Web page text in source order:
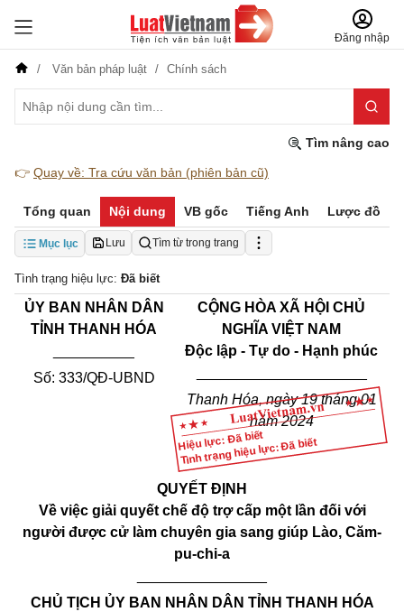
Đăng nhập
Văn bản pháp luật Chính sách
Tìm nâng cao
👉 Quay về: Tra cứu văn bản (phiên bản cũ)
Tổng quan Nội dung VB gốc Tiếng Anh Lược đồ
Mục lục Lưu Tìm từ trong trang
Tình trạng hiệu lực: Đã biết
Hiệu lực: Đã biết
Tình trạng hiệu lực: Đã biết
ỦY BAN NHÂN DÂN
TỈNH THANH HÓA
Số: 333/QĐ-UBND
CỘNG HÒA XÃ HỘI CHỦ
NGHĨA VIỆT NAM
Độc lập - Tự do - Hạnh phúc
Thanh Hóa, ngày 19 tháng 01
năm 2024
QUYẾT ĐỊNH
Về việc giải quyết chế độ trợ cấp một lần đối với
người được cử làm chuyên gia sang giúp Lào, Căm-
pu-chi-a
CHỦ TỊCH ỦY BAN NHÂN DÂN TỈNH THANH HÓA